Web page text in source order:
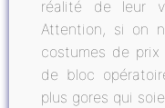
réalité de leur
Attention, si on
costumes de
de bloc
plus gores qui